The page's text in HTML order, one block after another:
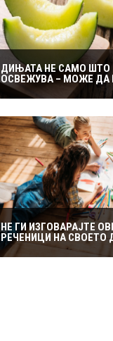
ДИЊАТА НЕ САМО ШТО
ОСВЕЖУВА – МОЖЕ ДА
И ПРОТИВ
ТЕЧНОСТИ
НЕ ГИ ИЗГОВАРАЈТЕ
РЕЧЕНИЦИ НА СВОЕТО
МОЖАТ ДА ОСТАВАТ
ПОСЛЕДИЦИ